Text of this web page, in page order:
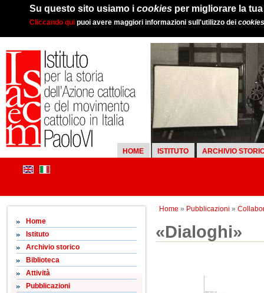
Su questo sito usiamo i cookies per migliorare la
Cliccando qui puoi avere maggiori informazioni sull'utilizzo dei cookies
HOME ISTITUTO ARCHIVIO
Home » Pubblicazioni »
Home
Istituto
Archivio storico
Biblioteca
Attività
Pubblicazioni
«Dialoghi»